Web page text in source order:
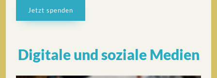
Jetzt spenden
Digitale und soziale Medien